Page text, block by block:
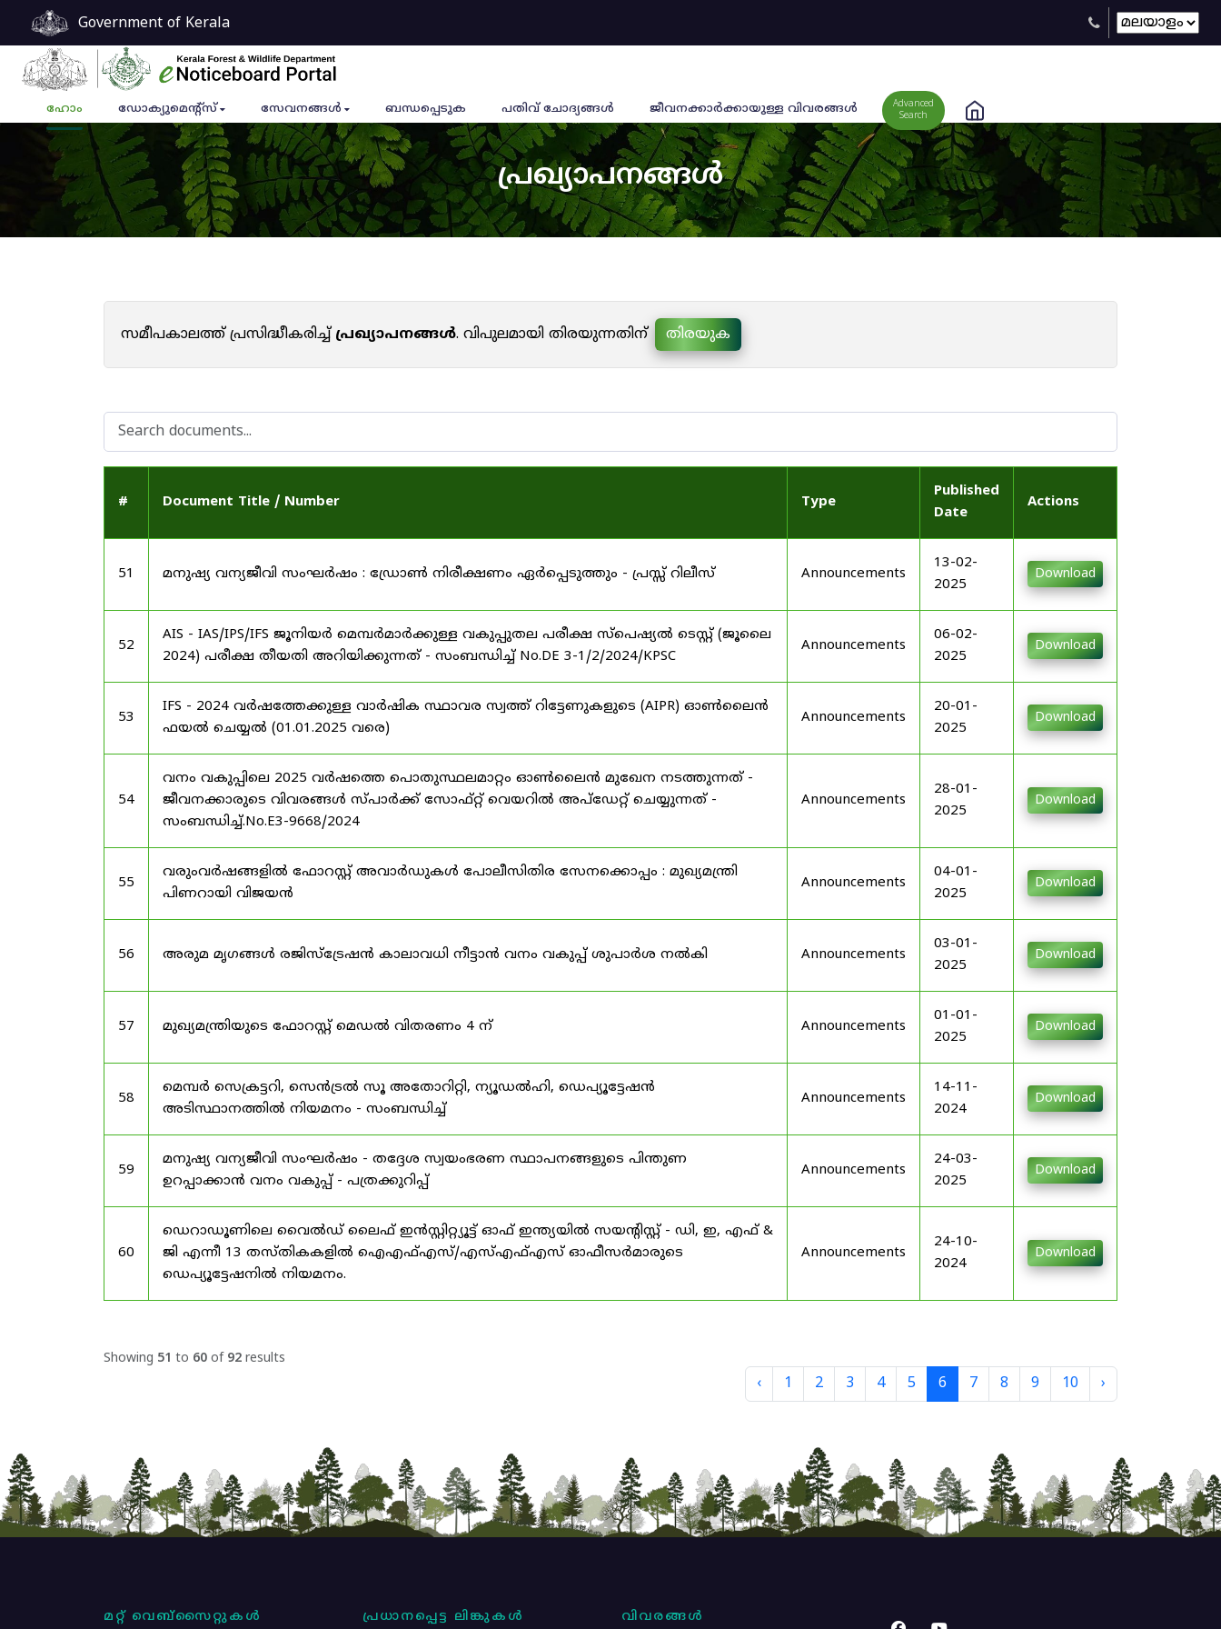
Government of Kerala
ഹോം ഡോക്യുമെൻ്റ്സ് സേവനങ്ങൾ ബന്ധപ്പെടുക പതിവ് ചോദ്യങ്ങൾ ജീവനക്കാര്‍ക്കായുള്ള വിവരങ്ങള്‍
Advanced
Search
പ്രഖ്യാപനങ്ങൾ
സമീപകാലത്ത് പ്രസിദ്ധീകരിച്ച്പ്രഖ്യാപനങ്ങൾ. വിപുലമായി തിരയുന്നതിന് തിരയുക
# Document Title / Number Type
Published
Date
Actions
51 മനുഷ്യ വന്യജീവി സംഘർഷം : ഡ്രോൺ നിരീക്ഷണം ഏർപ്പെടുത്തും - പ്രസ്സ് റിലീസ് Announcements
13-02-
2025
Download
52
AIS - IAS/IPS/IFS ജൂനിയർ മെമ്പർമാർക്കുള്ള വകുപ്പുതല പരീക്ഷ സ്പെഷ്യൽ ടെസ്റ്റ് (ജൂലൈ
2024) പരീക്ഷ തീയതി അറിയിക്കുന്നത് - സംബന്ധിച്ച് No.DE 3-1/2/2024/KPSC
Announcements
06-02-
2025
Download
53
IFS - 2024 വർഷത്തേക്കുള്ള വാർഷിക സ്ഥാവര സ്വത്ത് റിട്ടേണുകളുടെ (AIPR) ഓൺലൈൻ
ഫയൽ ചെയ്യൽ (01.01.2025 വരെ)
Announcements
20-01-
2025
Download
54
വനം വകുപ്പിലെ 2025 വർഷത്തെ പൊതുസ്ഥലമാറ്റം ഓൺലൈൻ മുഖേന നടത്തുന്നത് -
ജീവനക്കാരുടെ വിവരങ്ങൾ സ്പാർക്ക് സോഫ്റ്റ് വെയറിൽ അപ്ഡേറ്റ് ചെയ്യുന്നത് -
സംബന്ധിച്ച്.No.E3-9668/2024
Announcements
28-01-
2025
Download
55
വരുംവർഷങ്ങളിൽ ഫോറസ്റ്റ് അവാർഡുകൾ പോലീസിതിര സേനക്കൊപ്പം : മുഖ്യമന്ത്രി
പിണറായി വിജയൻ
Announcements
04-01-
2025
Download
56 അരുമ മൃഗങ്ങൾ രജിസ്‌ട്രേഷൻ കാലാവധി നീട്ടാൻ വനം വകുപ്പ് ശുപാർശ നൽകി Announcements
03-01-
2025
Download
57 മുഖ്യമന്ത്രിയുടെ ഫോറസ്റ്റ് മെഡൽ വിതരണം 4 ന് Announcements
01-01-
2025
Download
58
മെമ്പർ സെക്രട്ടറി, സെൻട്രൽ സൂ അതോറിറ്റി, ന്യൂഡൽഹി, ഡെപ്യൂട്ടേഷൻ
അടിസ്ഥാനത്തിൽ നിയമനം - സംബന്ധിച്ച്
Announcements
14-11-
2024
Download
59
മനുഷ്യ വന്യജീവി സംഘർഷം - തദ്ദേശ സ്വയംഭരണ സ്ഥാപനങ്ങളുടെ പിന്തുണ
ഉറപ്പാക്കാൻ വനം വകുപ്പ് - പത്രക്കുറിപ്പ്
Announcements
24-03-
2025
Download
60
ഡെറാഡൂണിലെ വൈൽഡ് ലൈഫ് ഇൻസ്റ്റിറ്റ്യൂട്ട് ഓഫ് ഇന്ത്യയിൽ സയൻ്റിസ്റ്റ് - ഡി, ഇ, എഫ് &
ജി എന്നീ 13 തസ്തികകളിൽ ഐഎഫ്എസ്/എസ്എഫ്എസ് ഓഫീസർമാരുടെ
ഡെപ്യൂട്ടേഷനിൽ നിയമനം.
Announcements
24-10-
2024
Download
Showing 51 to 60 of 92 results
‹ 1 2 3 4 5 6 7 8 9 10 ›
മറ്റ് വെബ്സൈറ്റുകൾ പ്രധാനപ്പെട്ട ലിങ്കുകൾ വിവരങ്ങൾ